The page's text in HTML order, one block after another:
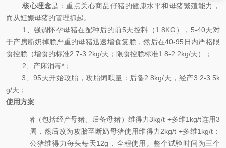
核心理念是：重点关心商品仔猪的健康水平和母猪繁殖能力，
而从妊娠母猪的管理抓起。
1、强调怀孕母猪在配种后的前5天控料（1.8KG），5-40天对
于产房断奶掉膘严重的母猪迅速增食复膘，然后在40-95日内严格限
食控膘（增食的标准2.7-3.2kg/天；限食控膘标准1.8-2.2kg/天）；
2、产床消毒*；
3、95天开始攻胎，攻胎饲喂量：后备2.8kg/天，经产3.2-3.5k
g/天；
使用方案
母猪（包括经产母猪、后备母猪）维得力3kg/t +多维1kg/t连用3
周，然后改为攻胎至断奶母猪使用维得力2kg/t +多维1kg/t ；
公猪维得力每头每天12g ，全程使用。整个试验时间为三个